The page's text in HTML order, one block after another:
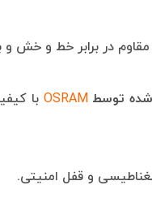
مقاوم در برابر خط و خش و
شده توسطOSRAM با
و قفل امنیتی.